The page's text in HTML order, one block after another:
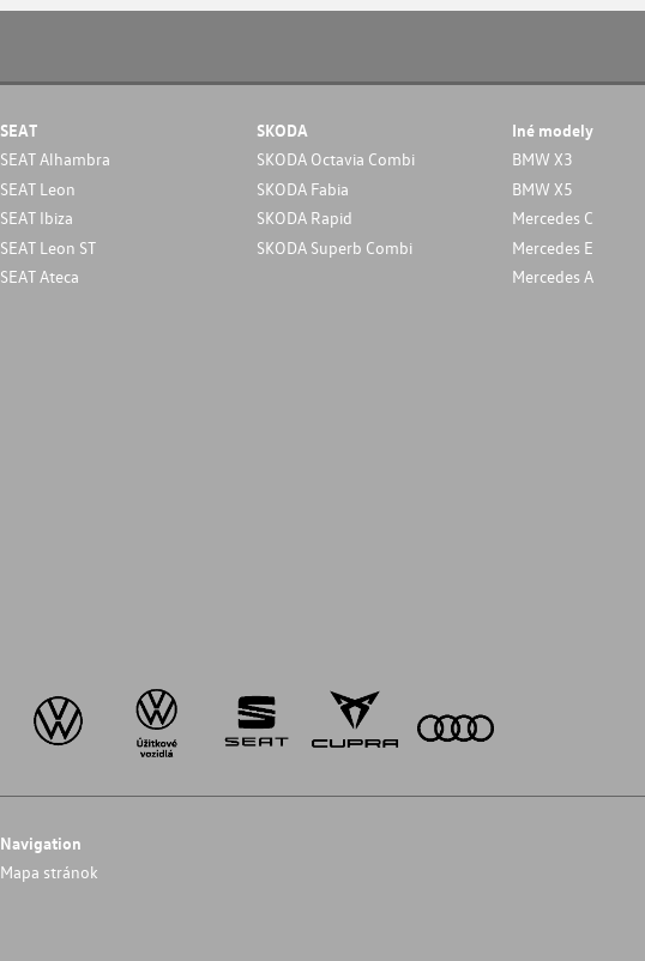
SEAT
SEAT Alhambra
SEAT Leon
SEAT Ibiza
SEAT Leon ST
SEAT Ateca
SKODA
SKODA Octavia Combi
SKODA Fabia
SKODA Rapid
SKODA Superb Combi
Iné modely
BMW X3
BMW X5
Mercedes C
Mercedes E
Mercedes A
Navigation
Mapa stránok